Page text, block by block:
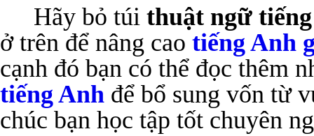
Hãy bỏ túi thuật ngữ
ở trên để nâng cao tiếng Anh
cạnh đó bạn có thể đọc thêm
tiếng Anh để bổ sung vốn từ
chúc bạn học tập tốt chuyên